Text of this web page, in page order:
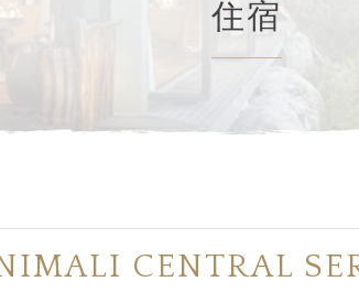
住宿
CENTRAL